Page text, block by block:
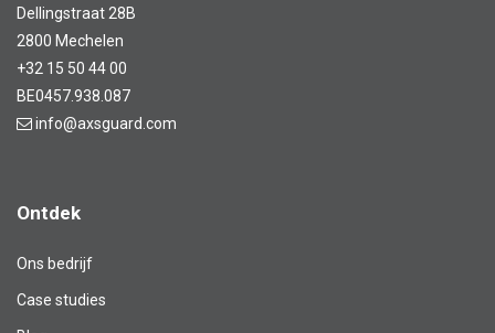
Dellingstraat 28B
2800 Mechelen
+32 15 50 44 00
BE0457.938.087
info@axsguard.com
Ontdek
Ons bedrijf
Case studies